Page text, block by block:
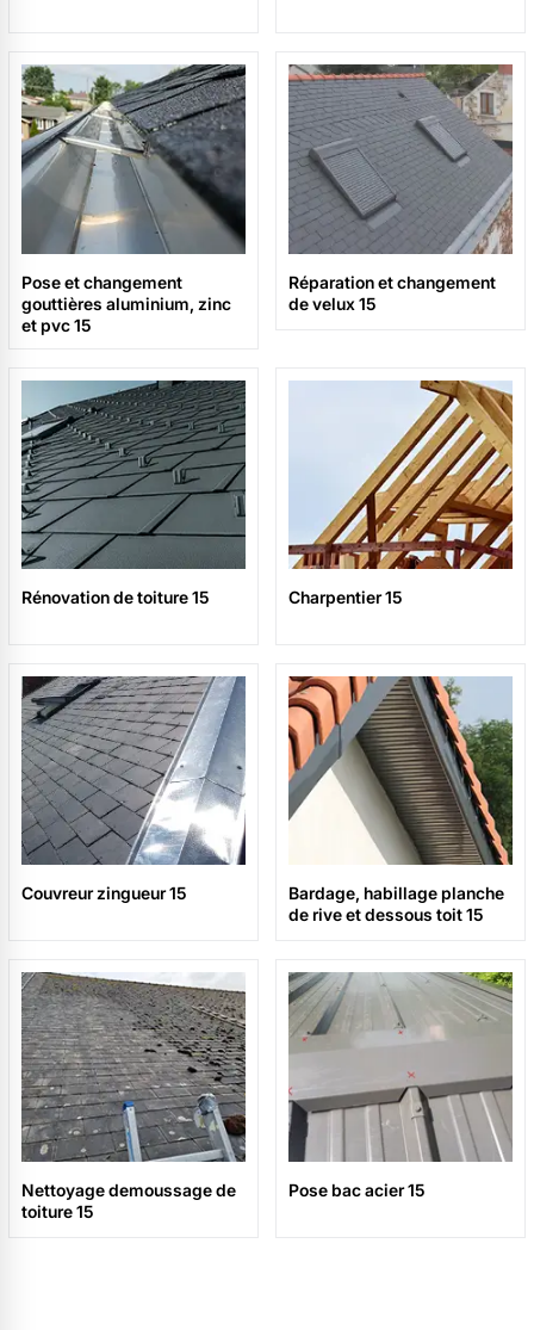
Pose et changement
gouttières aluminium, zinc
et pvc 15
Réparation et changement
de velux 15
Rénovation de toiture 15 Charpentier 15
Couvreur zingueur 15
Bardage, habillage planche
de rive et dessous toit 15
Nettoyage demoussage de
toiture 15
Pose bac acier 15